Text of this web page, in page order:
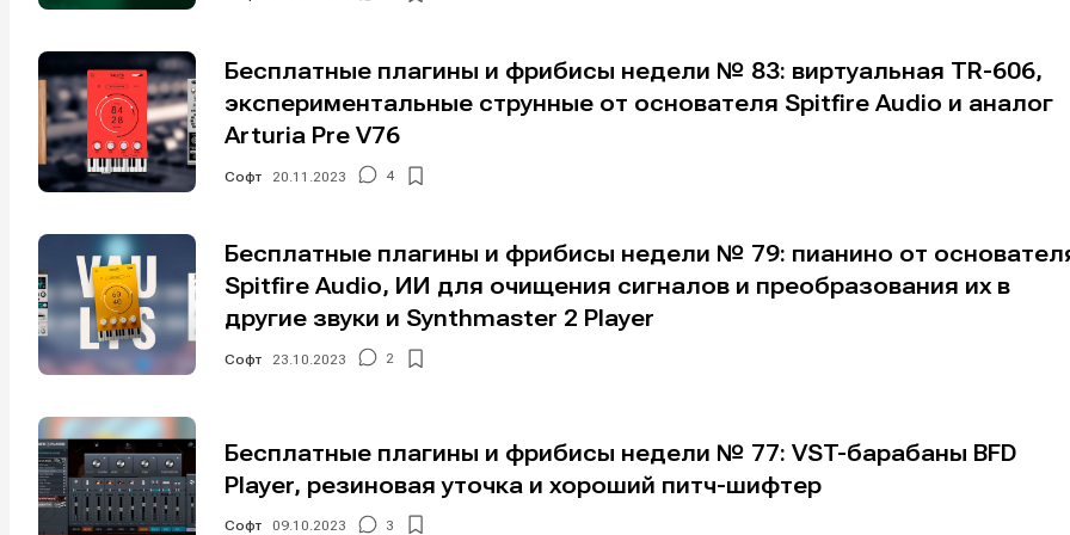
Мы в социальных сетях
Информация
О проекте Реклама
Мы в социальных сетях
Информация
О проекте Реклама
Бесплатные плагины и фрибисы недели № 83: виртуальная TR-606,
экспериментальные струнные от основателя Spitfire Audio и аналог
Arturia Pre V76
Софт 20.11.2023 4
Бесплатные плагины и фрибисы недели № 79: пианино от
Spitfire Audio, ИИ для очищения сигналов и преобразования их в
другие звуки и Synthmaster 2 Player
Софт 23.10.2023 2
Бесплатные плагины и фрибисы недели № 77: VST-барабаны BFD
Player, резиновая уточка и хороший питч-шифтер
Софт 09.10.2023 3